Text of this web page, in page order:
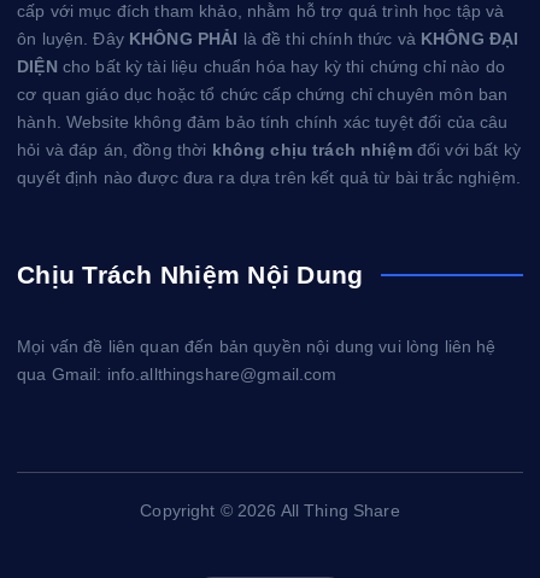
cấp với mục đích tham khảo, nhằm hỗ trợ quá trình học tập và
ôn luyện. Đây KHÔNG PHẢI là đề thi chính thức và KHÔNG ĐẠI
DIỆN cho bất kỳ tài liệu chuẩn hóa hay kỳ thi chứng chỉ nào do
cơ quan giáo dục hoặc tổ chức cấp chứng chỉ chuyên môn ban
hành. Website không đảm bảo tính chính xác tuyệt đối của câu
hỏi và đáp án, đồng thời không chịu trách nhiệmđối với bất kỳ
quyết định nào được đưa ra dựa trên kết quả từ bài trắc nghiệm.
Chịu Trách Nhiệm Nội Dung
Mọi vấn đề liên quan đến bản quyền nội dung vui lòng liên hệ
qua Gmail: info.allthingshare@gmail.com
Copyright © 2026 All Thing Share